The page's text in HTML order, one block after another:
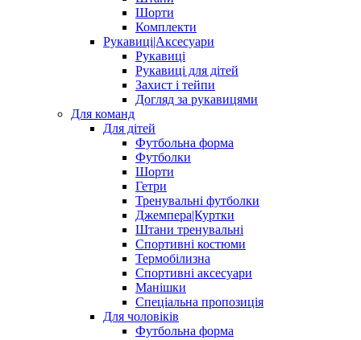
Шорти
Комплекти
Рукавиці|Аксесуари
Рукавиці
Рукавиці для дітей
Захист і тейпи
Догляд за рукавицями
Для команд
Для дітей
Футбольна форма
Футболки
Шорти
Гетри
Тренувальні футболки
Джемпера|Куртки
Штани тренувальні
Спортивні костюми
Термобілизна
Спортивні аксесуари
Манішки
Спеціальна пропозиція
Для чоловіків
Футбольна форма